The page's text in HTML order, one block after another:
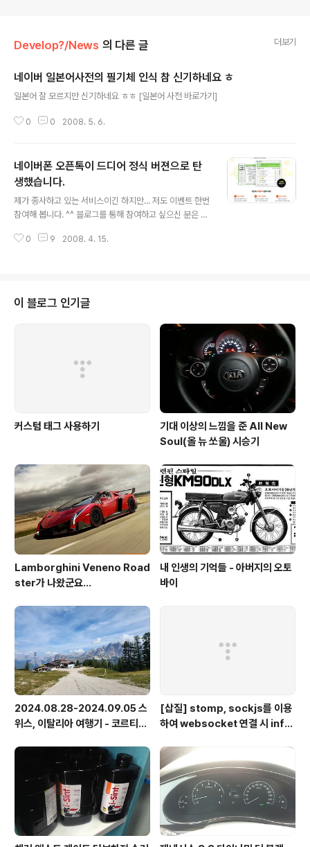
Develop?/News 의 다른 글 더보기
네이버 일본어사전의 필기체 인식 참 신기하네요 ㅎ
일본어 잘 모르지만 신기하네요 ㅎㅎ [일본어 사전 바로가기]
0 0 2008. 5. 6.
네이버폰 오픈톡이 드디어 정식 버젼으로 탄
생했습니다.
제가 종사하고 있는 서비스이긴 하지만... 저도 이벤트 한번
참여해 봅니다. ^^ 블로그를 통해 참여하고 싶으신 분은 ht
댓글이나 트랙백 거시면 됩니다. 물론 홍보 게시물을 블로
0 9 2008. 4. 15.
이 블로그 인기글
커스텀 태그 사용하기
기대 이상의 느낌을 준 All New
Soul(올 뉴 쏘울) 시승기
Lamborghini Veneno Road
ster가 나왔군요...
내 인생의 기억들 - 아버지의 오토
바이
2024.08.28-2024.09.05 스
위스, 이탈리아 여행기 - 코르티나
스
[삽질] stomp, sockjs를 이용
하여 websocket 연결 시 info